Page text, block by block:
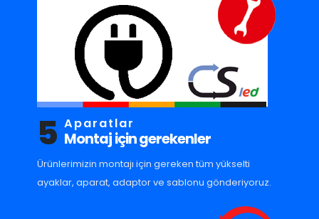
5 Aparatlar
Montaj için gerekenler
Ürünlerimizin montajı için gereken tüm yükselti
ayaklar, aparat, adaptor ve sablonu gönderiyoruz.